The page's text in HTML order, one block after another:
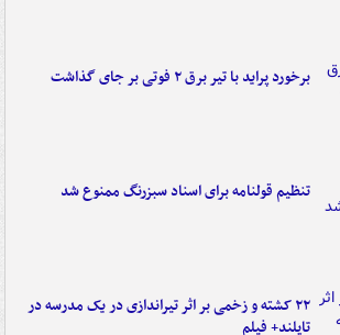
برخورد پراید با تیر برق ۲ فوتی بر جای گذاشت
تنظیم قولنامه برای اسناد سبزرنگ ممنوع شد
۲۲ کشته و زخمی بر اثر تیراندازی در یک مدرسه در
تایلند+ فیلم